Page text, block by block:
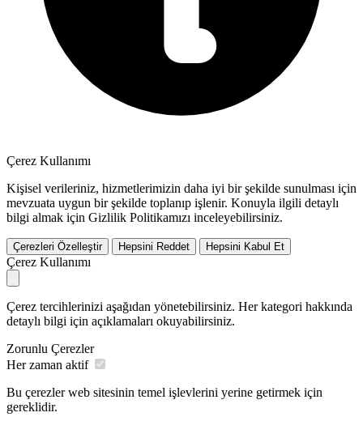
Çerez Kullanımı
Kişisel verileriniz, hizmetlerimizin daha iyi bir şekilde sunulması için
mevzuata uygun bir şekilde toplanıp işlenir. Konuyla ilgili detaylı
bilgi almak için Gizlilik Politikamızı inceleyebilirsiniz.
Çerezleri Özelleştir Hepsini Reddet Hepsini Kabul Et
Çerez Kullanımı
Çerez tercihlerinizi aşağıdan yönetebilirsiniz. Her kategori hakkında
detaylı bilgi için açıklamaları okuyabilirsiniz.
Zorunlu Çerezler
Her zaman aktif
Bu çerezler web sitesinin temel işlevlerini yerine getirmek için
gereklidir.